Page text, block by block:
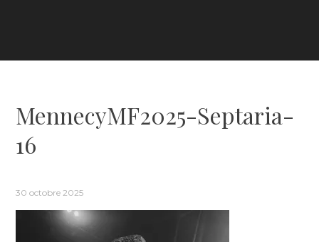
MennecyMF2025-Septaria-
16
30 octobre 2025